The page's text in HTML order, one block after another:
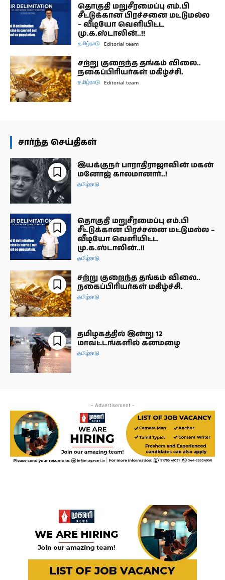
தொகுதி மறுசீரமைப்பு எம்.பி
சீட்டுக்கான பிரச்சனை மட்டுமல்ல
– வீடியோ வெளியிட்ட
மு.க.ஸ்டாலின்..!!
தமிழ்நாடு Editorial team
சற்று குறைந்த தங்கம் விலை..
நகைப்பிரியர்கள் மகிழ்ச்சி.
தமிழ்நாடு Editorial team
சார்ந்த செய்திகள்
இயக்குநர் பாராதிராஜாவின் மகன்
மனோஜ் காலமானார்..!
தமிழ்நாடு
தொகுதி மறுசீரமைப்பு எம்.பி
சீட்டுக்கான பிரச்சனை மட்டுமல்ல –
வீடியோ வெளியிட்ட
மு.க.ஸ்டாலின்..!!
தமிழ்நாடு
சற்று குறைந்த தங்கம் விலை..
நகைப்பிரியர்கள் மகிழ்ச்சி.
தமிழ்நாடு
தமிழகத்தில் இன்று 12
மாவட்டங்களில் கனமழை
தமிழ்நாடு
- Advertisement -